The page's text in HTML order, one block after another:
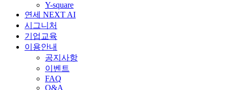
Y-square
연세 NEXT AI
시그니처
기업교육
이용안내
공지사항
이벤트
FAQ
Q&A